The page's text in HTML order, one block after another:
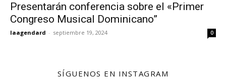
Presentarán conferencia sobre el «Primer
Congreso Musical Dominicano”
laagendard - septiembre 19, 2024 0
SÍGUENOS EN INSTAGRAM